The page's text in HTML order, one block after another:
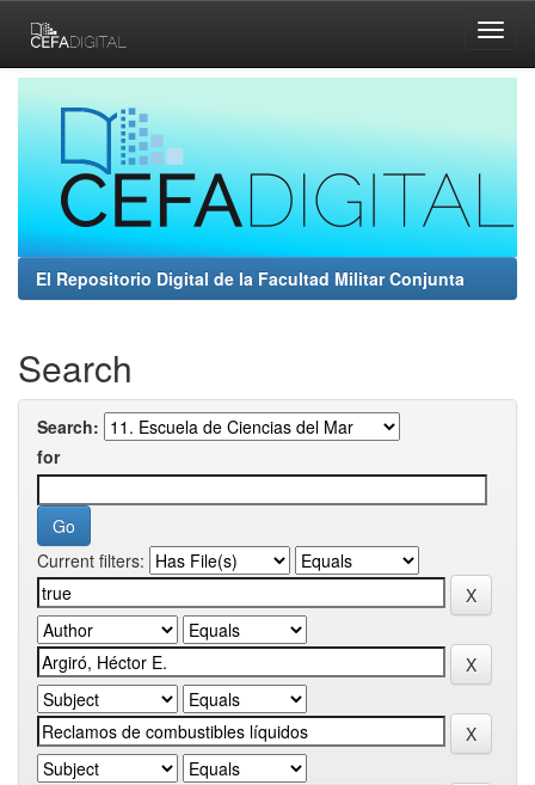
navigation
El Repositorio Digital de la Facultad Militar Conjunta
Search
Search:
for
Current filters: